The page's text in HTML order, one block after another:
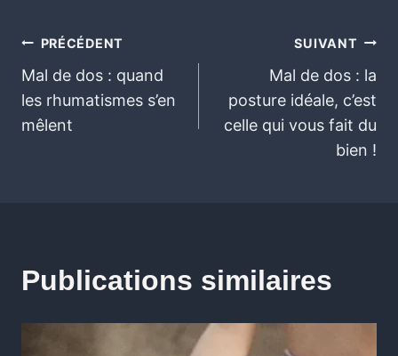
PRÉCÉDENT
Mal de dos : quand
les rhumatismes s’en
mêlent
SUIVANT
Mal de dos : la
posture idéale, c’est
celle qui vous fait du
bien !
Publications similaires